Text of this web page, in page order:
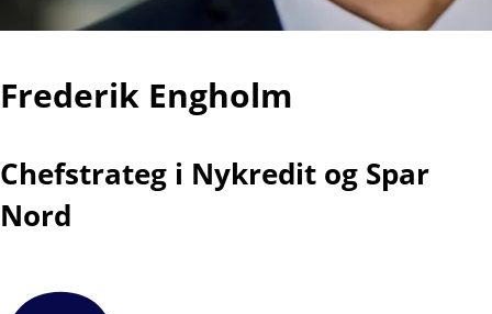
Frederik Engholm
Chefstrateg i Nykredit og Spar
Nord